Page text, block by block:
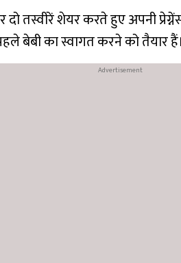
दो तस्वीरें शेयर करते हुए अपनी
बेबी का स्वागत करने को तैयार हैं।